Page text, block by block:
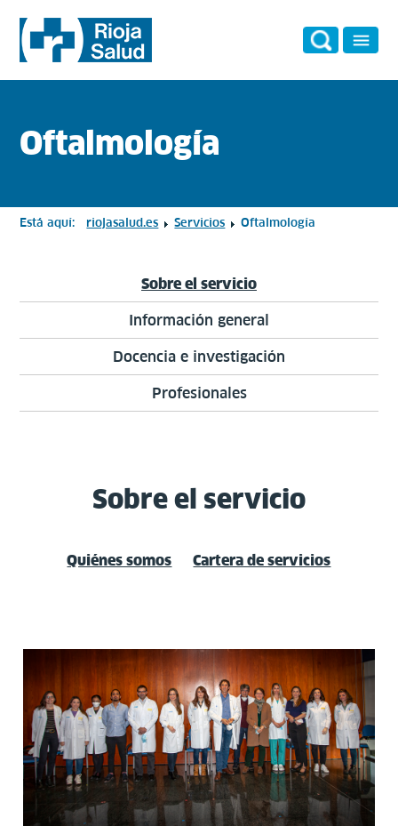
Oftalmología
Está aquí: riojasalud.es Servicios Oftalmología
Sobre el servicio
Información general
Docencia e investigación
Profesionales
Sobre el servicio
Quiénes somos Cartera de servicios